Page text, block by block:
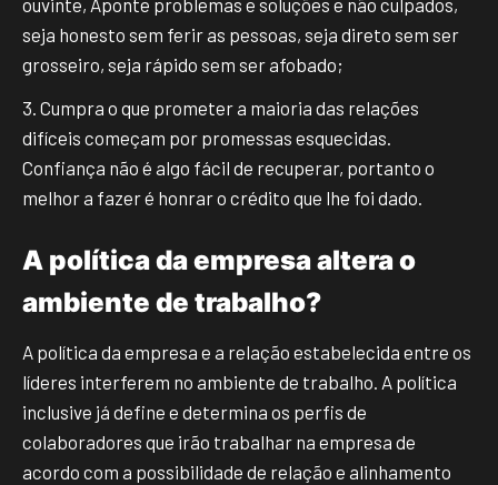
seja honesto sem ferir as pessoas, seja direto sem ser
grosseiro, seja rápido sem ser afobado;
3. Cumpra o que prometer a maioria das relações
difíceis começam por promessas esquecidas.
Confiança não é algo fácil de recuperar, portanto o
melhor a fazer é honrar o crédito que lhe foi dado.
A política da empresa altera o
ambiente de trabalho?
A política da empresa e a relação estabelecida entre os
líderes interferem no ambiente de trabalho. A política
inclusive já define e determina os perfis de
colaboradores que irão trabalhar na empresa de
acordo com a possibilidade de relação e alinhamento